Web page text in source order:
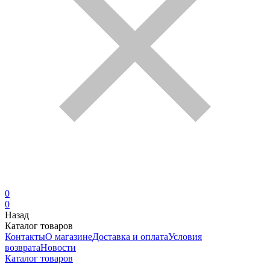
0
0
Назад
Каталог товаров
КонтактыО магазинеДоставка и оплатаУсловия
возвратаНовости
Каталог товаров